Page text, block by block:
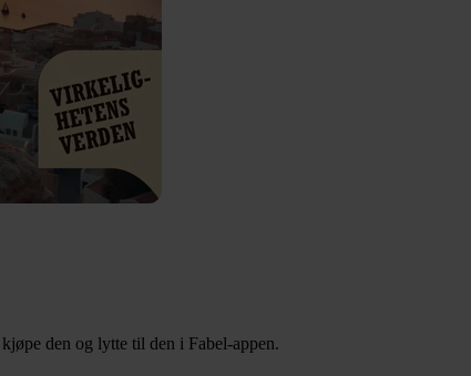
den og lytte til den i Fabel-appen.